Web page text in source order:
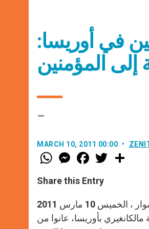
في أوريسا:
إلى المؤمنين
–
MARCH 10, 2011 00:00
W
h
t
s
p
p
M
e
s
e
g
e
r
F
a
e
b
o
k
w
r
Share this Entry
بهوبانشوار ، الخميس 10 مارس 2011 (Zenit.org) –موجة جديدة من العنف المرتكب ضد المسيحيين بثت مجدداً الرعب
بأوريسا، عانوا من